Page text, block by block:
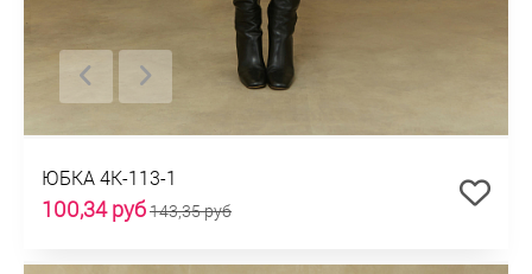
ЮБКА 4К-113-1
100,34 руб143,35 руб